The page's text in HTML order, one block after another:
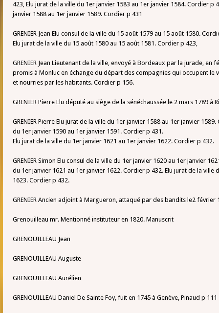
423, Elu jurat de la ville du 1er janvier 1583 au 1er janvier 1584. Cordier p
janvier 1588 au 1er janvier 1589. Cordier p 431
GRENIER Jean Elu consul de la ville du 15 août 1579 au 15 août 1580.
Elu jurat de la ville du 15 août 1580 au 15 août 1581. Cordier p 423,
GRENIER Jean Lieutenant de la ville, envoyé à Bordeaux par la jurade, en
promis à Monluc en échange du départ des compagnies qui occupent le
et nourries par les habitants. Cordier p 156.
GRENIER Pierre Elu député au siège de la sénéchaussée le 2 mars 1789 à
GRENIER Pierre Elu jurat de la ville du 1er janvier 1588 au 1er janvier
du 1er janvier 1590 au 1er janvier 1591. Cordier p 431.
Elu jurat de la ville du 1er janvier 1621 au 1er janvier 1622. Cordier p 432.
GRENIER Simon Elu consul de la ville du 1er janvier 1620 au 1er janvier
du 1er janvier 1621 au 1er janvier 1622. Cordier p 432. Elu jurat de la ville
1623. Cordier p 432.
GRENIER Ancien adjoint à Margueron, attaqué par des bandits le2 février
Grenouilleau mr. Mentionné instituteur en 1820. Manuscrit
GRENOUILLEAU Jean
GRENOUILLEAU Auguste
GRENOUILLEAU Aurélien
GRENOUILLEAU Daniel De Sainte Foy, fuit en 1745 à Genève, Pinaud p 111